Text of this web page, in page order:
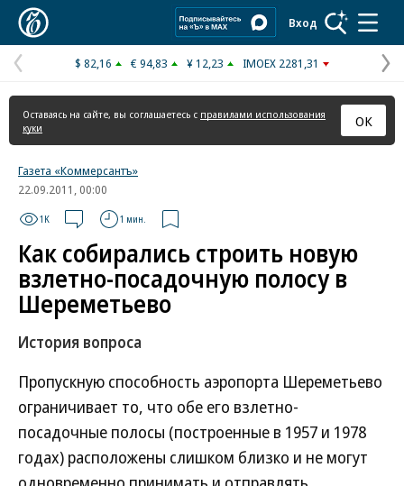
Вход
Предыдущая
страница
$ 82,16 € 94,83 ¥ 12,23 IMOEX 2281,31
Оставаясь на сайте, вы соглашаетесь с правилами использования
куки
ОК
Газета «Коммерсантъ»
22.09.2011, 00:00
1K 1 мин.
Как собирались строить новую
взлетно-посадочную полосу в
Шереметьево
История вопроса
Пропускную способность аэропорта Шереметьево
ограничивает то, что обе его взлетно-
посадочные полосы (построенные в 1957 и 1978
годах) расположены слишком близко и не могут